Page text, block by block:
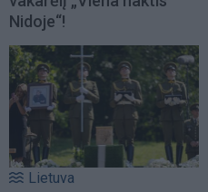
Nidoje“!
Lietuva